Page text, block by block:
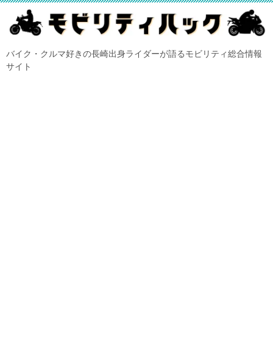
バイク・クルマ好きの長崎出身ライダーが語るモビリティ総合情報
サイト